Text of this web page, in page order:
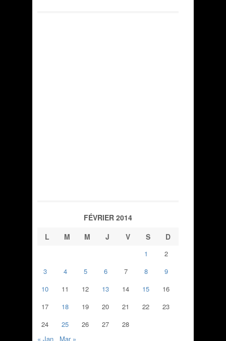
FÉVRIER 2014
L
M M J V S D
1
2
3
4 5 6 7 8
9
10
11 12 13 14 15
16
17
18 19 20 21 22
23
24
25 26 27
28
« Jan
Mar »